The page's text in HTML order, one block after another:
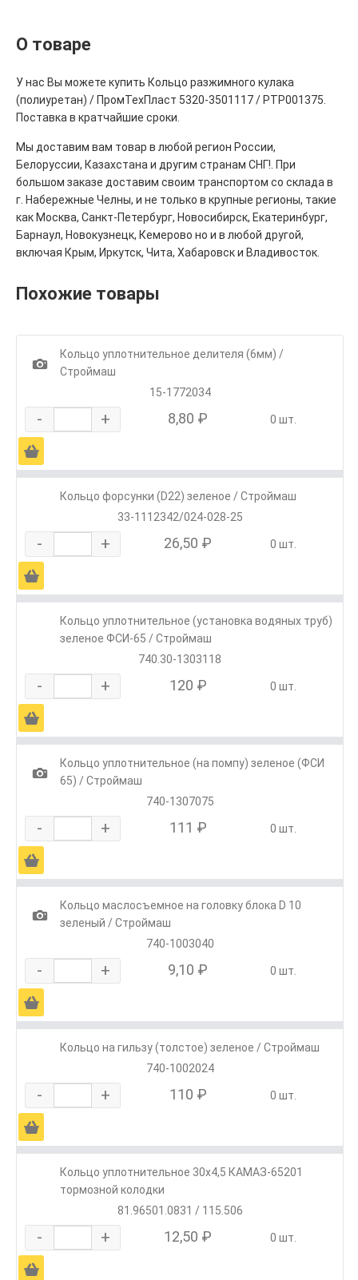
О товаре
У нас Вы можете купить Кольцо разжимного кулака
(полиуретан) / ПромТехПласт 5320-3501117 / РТР001375.
Поставка в кратчайшие сроки.
Мы доставим вам товар в любой регион России,
Белоруссии, Казахстана и другим странам СНГ!. При
большом заказе доставим своим транспортом со склада в
г. Набережные Челны, и не только в крупные регионы, такие
как Москва, Санкт-Петербург, Новосибирск, Екатеринбург,
Барнаул, Новокузнецк, Кемерово но и в любой другой,
включая Крым, Иркутск, Чита, Хабаровск и Владивосток.
Похожие товары
1
Кольцо уплотнительное делителя (6мм) /
Строймаш
15-1772034
- + 8,80 ₽ 0 шт.
Ä
Кольцо форсунки (D22) зеленое / Строймаш
33-1112342/024-028-25
- + 26,50 ₽ 0 шт.
Ä
Кольцо уплотнительное (установка водяных труб)
зеленое ФСИ-65 / Строймаш
740.30-1303118
- + 120 ₽ 0 шт.
Ä
1
Кольцо уплотнительное (на помпу) зеленое (ФСИ
65) / Строймаш
740-1307075
- + 111 ₽ 0 шт.
Ä
1
Кольцо маслосъемное на головку блока D 10
зеленый / Строймаш
740-1003040
- + 9,10 ₽ 0 шт.
Ä
Кольцо на гильзу (толстое) зеленое / Строймаш
740-1002024
- + 110 ₽ 0 шт.
Ä
Кольцо уплотнительное 30х4,5 КАМАЗ-65201
тормозной колодки
81.96501.0831 / 115.506
- + 12,50 ₽ 0 шт.
Ä